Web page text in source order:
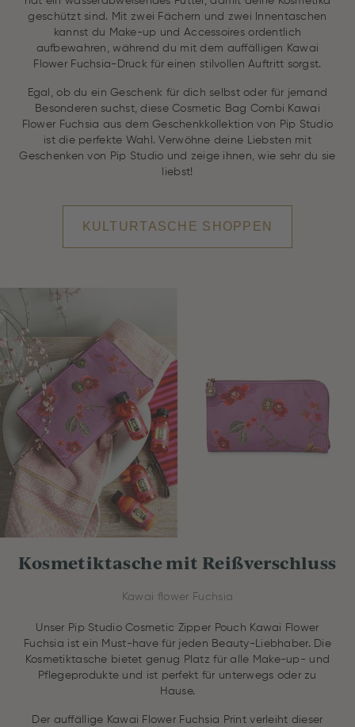
geschützt sind. Mit zwei Fächern und zwei Innentaschen
kannst du Make-up und Accessoires ordentlich
aufbewahren, während du mit dem auffälligen Kawai
Flower Fuchsia-Druck für einen stilvollen Auftritt sorgst.
Egal, ob du ein Geschenk für dich selbst oder für jemand
Besonderen suchst, diese Cosmetic Bag Combi Kawai
Flower Fuchsia aus dem Geschenkkollektion von Pip Studio
ist die perfekte Wahl. Verwöhne deine Liebsten mit
Geschenken von Pip Studio und zeige ihnen, wie sehr du sie
liebst!
KULTURTASCHE SHOPPEN
Kosmetiktasche mit Reißverschluss
Kawai flower Fuchsia
Unser Pip Studio Cosmetic Zipper Pouch Kawai Flower
Fuchsia ist ein Must-have für jeden Beauty-Liebhaber. Die
Kosmetiktasche bietet genug Platz für alle Make-up- und
Pflegeprodukte und ist perfekt für unterwegs oder zu
Hause.
Der auffällige Kawai Flower Fuchsia Print verleiht dieser